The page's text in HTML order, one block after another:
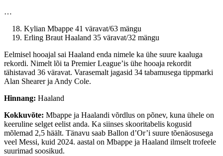
…
Kylian Mbappe 41 väravat/63 mängu
Erling Braut Haaland 35 väravat/32 mängu
Eelmisel hooajal sai Haaland enda nimele ka ühe suure kaaluga
rekordi. Nimelt lõi ta Premier League’is ühe hooaja rekordit
tähistavad 36 väravat. Varasemalt jagasid 34 tabamusega tippmarki
Alan Shearer ja Andy Cole.
Hinnang: Haaland
Kokkuvõte: Mbappe ja Haalandi võrdlus on põnev, kuna ühele on
keeruline selget eelist anda. Ka siinses skooritabelis kogusid
mõlemad 2,5 häält. Tänavu saab Ballon d’Or’i suure tõenäosusega
veel Messi, kuid 2024. aastal on Mbappe ja Haaland ilmselt trofeele
suurimad soosikud.